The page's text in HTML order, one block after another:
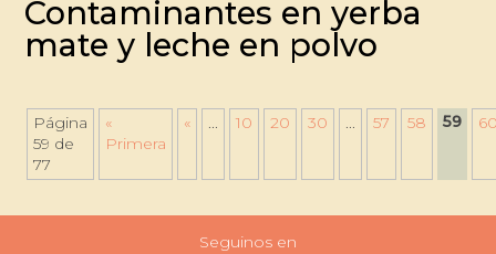
Contaminantes en yerba
mate y leche en polvo
Página
59 de
77
«
Primera
« ... 10 20 30 ... 57 58 59
Seguinos en